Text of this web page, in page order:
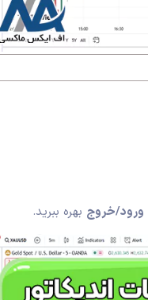
ورود/خروج بهره ببرید.